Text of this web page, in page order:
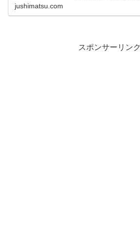
jushimatsu.com
スポンサーリンク